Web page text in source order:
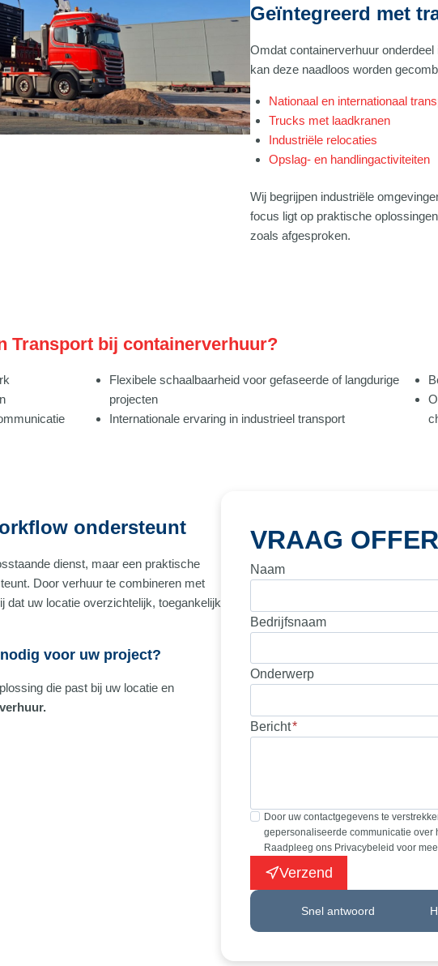
Geïntegreerd met
Omdat containerverhuur
kan deze naadloos worden
Nationaal en internationaal
Trucks met laadkranen
Industriële relocaties
Opslag- en handlingactiviteiten
Wij begrijpen industriële
focus ligt op praktische
zoals afgesproken.
Transport bij containerverhuur?
Flexibele schaalbaarheid voor gefaseerde of langdurige
projecten
Internationale ervaring in industrieel transport
ondersteunt
dienst, maar een praktische
Door verhuur te combineren met
dat uw locatie overzichtelijk, toegankelijk
voor uw project?
die past bij uw locatie en
VRAAG
Naam
Bedrijfsnaam
Onderwerp
Bericht*
Door uw contactgegevens te
gepersonaliseerde communicatie over
Raadpleeg ons Privacybeleid voor
Verzend
Snel antwoord